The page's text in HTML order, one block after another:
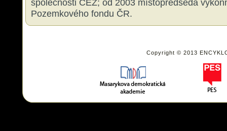
společnosti ČEZ; od 2003 místopředseda
Pozemkového fondu ČR.
Copyright © 2013